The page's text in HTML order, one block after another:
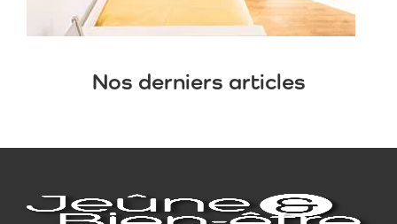
Nos derniers articles